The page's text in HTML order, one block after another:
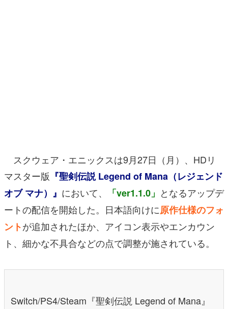
アプリレビュー
その他
電ファミニコゲーマーとは？
運営：株式会社マレ
スクウェア・エニックスは9月27日（月）、HDリ
マスター版 『聖剣伝説 Legend of Mana（レジェンド
オブ マナ）』 において、 「ver1.1.0」 となるアップデ
ートの配信を開始した。日本語向けに原作仕様のフォ
ントが追加されたほか、アイコン表示やエンカウン
ト、細かな不具合などの点で調整が施されている。
Switch/PS4/Steam『聖剣伝説 Legend of Mana』